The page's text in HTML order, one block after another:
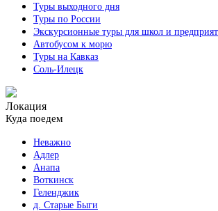
Туры выходного дня
Туры по России
Экскурсионные туры для школ и
Автобусом к морю
Туры на Кавказ
Соль-Илецк
Локация
Куда поедем
Неважно
Адлер
Анапа
Воткинск
Геленджик
д. Старые Быги